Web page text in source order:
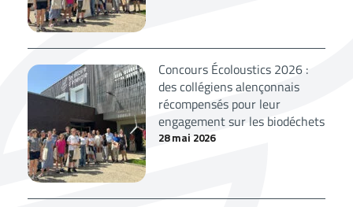
Concours Écoloustics 2026 :
des collégiens alençonnais
récompensés pour leur
engagement sur les biodéchets
28 mai 2026